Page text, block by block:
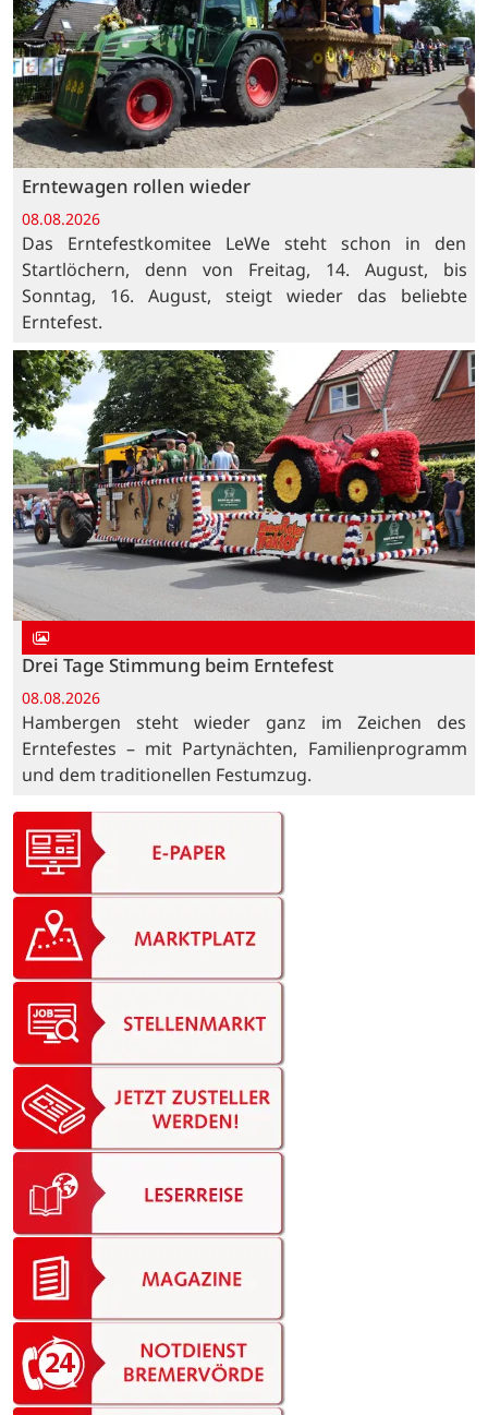
Erntewagen rollen wieder
08.08.2026
Das Erntefestkomitee LeWe steht schon in den
Startlöchern, denn von Freitag, 14. August, bis
Sonntag, 16. August, steigt wieder das beliebte
Erntefest.
Drei Tage Stimmung beim Erntefest
08.08.2026
Hambergen steht wieder ganz im Zeichen des
Erntefestes – mit Partynächten, Familienprogramm
und dem traditionellen Festumzug.